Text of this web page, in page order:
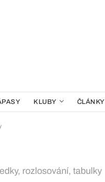
KLUBY ČLÁNKY
rozlosování, tabulky